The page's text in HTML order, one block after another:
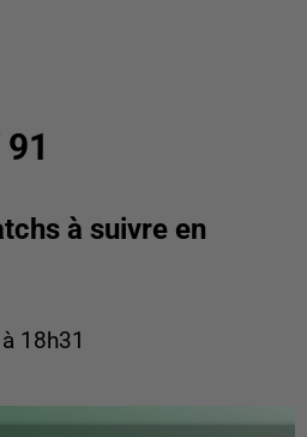
à suivre en
18h31